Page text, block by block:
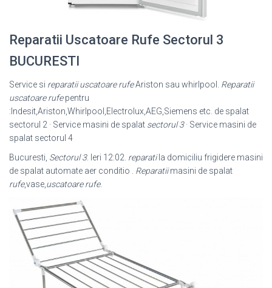
Reparatii Uscatoare Rufe Sectorul 3
BUCURESTI
Service si reparatii uscatoare rufeAriston sau whirlpool. Reparatii
uscatoare rufepentru
:Indesit,Ariston,Whirlpool,Electrolux,AEG,Siemens etc. de spalat
sectorul 2 · Service masini de spalat sectorul 3· Service masini de
spalat sectorul 4
Bucuresti, Sectorul 3. Ieri 12:02. reparatila domiciliu frigidere masini
de spalat automate aer conditio . Reparatiimasini de spalat
rufe,vase, uscatoare rufe.